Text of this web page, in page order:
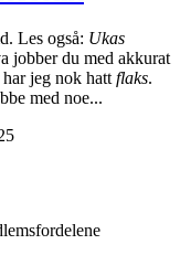
Les også: Ukas
jobber du med akkurat
jeg nok hatt flaks.
med noe...